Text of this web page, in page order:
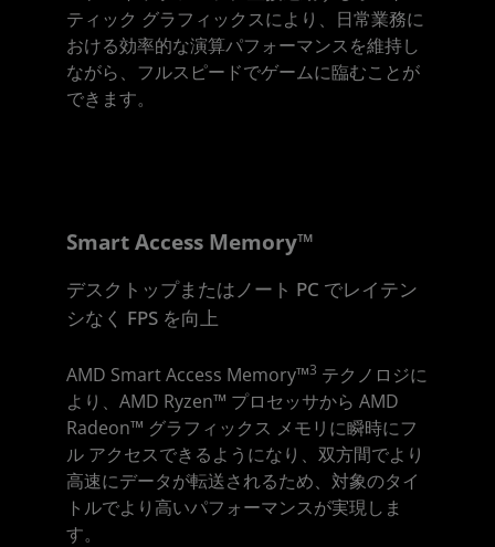
ティック グラフィックスにより、日常業務に
おける効率的な演算パフォーマンスを維持し
ながら、フルスピードでゲームに臨むことが
できます。
Smart Access Memory™
デスクトップまたはノート PC でレイテン
シなく FPS を向上
AMD Smart Access Memory™3 テクノロジに
より、AMD Ryzen™ プロセッサから AMD
Radeon™ グラフィックス メモリに瞬時にフ
ル アクセスできるようになり、双方間でより
高速にデータが転送されるため、対象のタイ
トルでより高いパフォーマンスが実現しま
す。